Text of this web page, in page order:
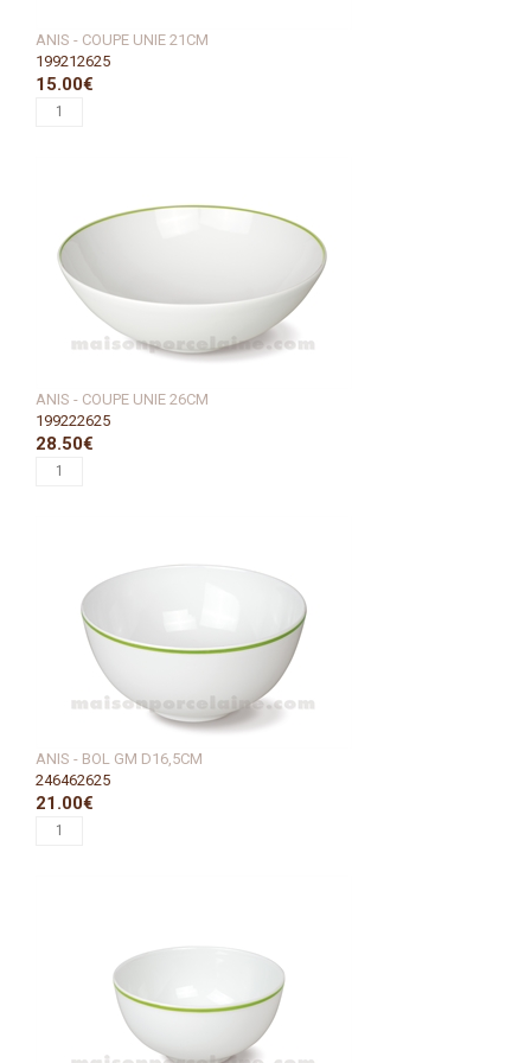
ANIS - COUPE UNIE 21CM
199212625
15.00€
ANIS - COUPE UNIE 26CM
199222625
28.50€
ANIS - BOL GM D16,5CM
246462625
21.00€